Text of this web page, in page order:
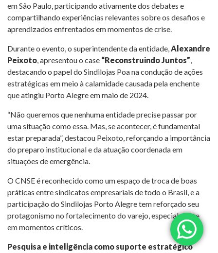
em São Paulo, participando ativamente dos debates e
compartilhando experiências relevantes sobre os desafios e
aprendizados enfrentados em momentos de crise.
Durante o evento, o superintendente da entidade,Alexandre
Peixoto, apresentou o case “Reconstruindo Juntos”,
destacando o papel do Sindilojas Poa na condução de ações
estratégicas em meio à calamidade causada pela enchente
que atingiu Porto Alegre em maio de 2024.
“Não queremos que nenhuma entidade precise passar por
uma situação como essa. Mas, se acontecer, é fundamental
estar preparada”, destacou Peixoto, reforçando a importância
do preparo institucional e da atuação coordenada em
situações de emergência.
O CNSE é reconhecido como um espaço de troca de boas
práticas entre sindicatos empresariais de todo o Brasil, e a
participação do Sindilojas Porto Alegre tem reforçado seu
protagonismo no fortalecimento do varejo, especialmente
em momentos críticos.
Pesquisa e inteligência como suporte estratégico